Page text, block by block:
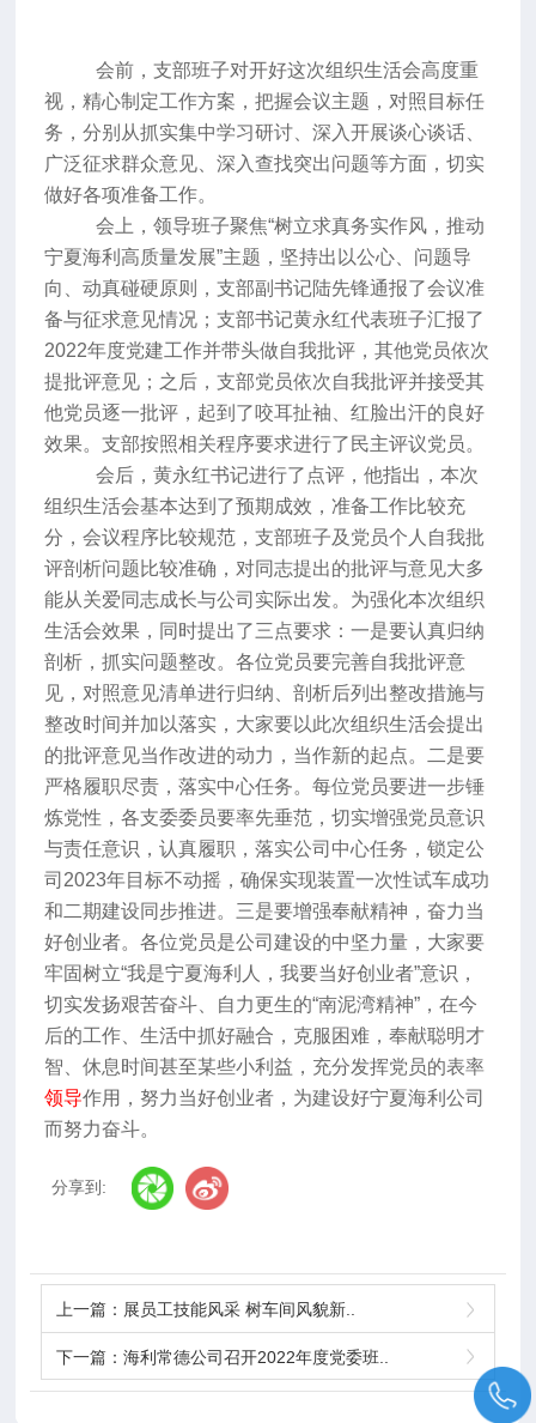
会前，支部班子对开好这次组织生活会高度重
视，精心制定工作方案，把握会议主题，对照目标任
务，分别从抓实集中学习研讨、深入开展谈心谈话、
广泛征求群众意见、深入查找突出问题等方面，切实
做好各项准备工作。
会上，领导班子聚焦“树立求真务实作风，推动
宁夏海利高质量发展”主题，坚持出以公心、问题导
向、动真碰硬原则，支部副书记陆先锋通报了会议准
备与征求意见情况；支部书记黄永红代表班子汇报了
2022年度党建工作并带头做自我批评，其他党员依次
提批评意见；之后，支部党员依次自我批评并接受其
他党员逐一批评，起到了咬耳扯袖、红脸出汗的良好
效果。支部按照相关程序要求进行了民主评议党员。
会后，黄永红书记进行了点评，他指出，本次
组织生活会基本达到了预期成效，准备工作比较充
分，会议程序比较规范，支部班子及党员个人自我批
评剖析问题比较准确，对同志提出的批评与意见大多
能从关爱同志成长与公司实际出发。为强化本次组织
生活会效果，同时提出了三点要求：一是要认真归纳
剖析，抓实问题整改。各位党员要完善自我批评意
见，对照意见清单进行归纳、剖析后列出整改措施与
整改时间并加以落实，大家要以此次组织生活会提出
的批评意见当作改进的动力，当作新的起点。
二是要
严格履职尽责，落实中心任务。每位党员要进一步锤
炼党性，各支委委员要率先垂范，切实增强党员意识
与责任意识，认真履职，落实公司中心任务，锁定公
司 2023年目标不动摇，确保实现装置一次性试车成功
和二期建设同步推进。 三是要增强奉献精神，奋力当
好创业者。各位党员是公司建设的中坚力量，大家要
牢固树立“我是宁夏海利人，我要当好创业者”意识，
切实发扬艰苦奋斗、自力更生的“南泥湾精神”，在今
后的工作、生活中抓好融合，克服困难，奉献聪明才
智、休息时间甚至某些小利益，充分发挥党员的表率
领导作用，努力当好创业者，为建设好宁夏海利公司
而努力奋斗。
分享到:
上一篇： 展员工技能风采 树车间风貌新..
下一篇：海利常德公司召开2022年度党委班..